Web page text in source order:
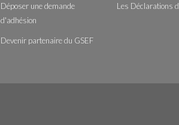
Déposer une demande
d'adhésion
Devenir partenaire du GSEF
Les Déclarations